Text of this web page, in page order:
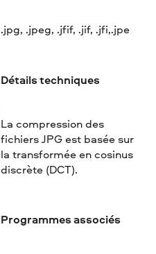
.jpg, .jpeg, .jfif, .jif, .jfi,.jpe
Détails techniques
La compression des
fichiers JPG est basée sur
la transformée en cosinus
discrète (DCT).
Programmes associés